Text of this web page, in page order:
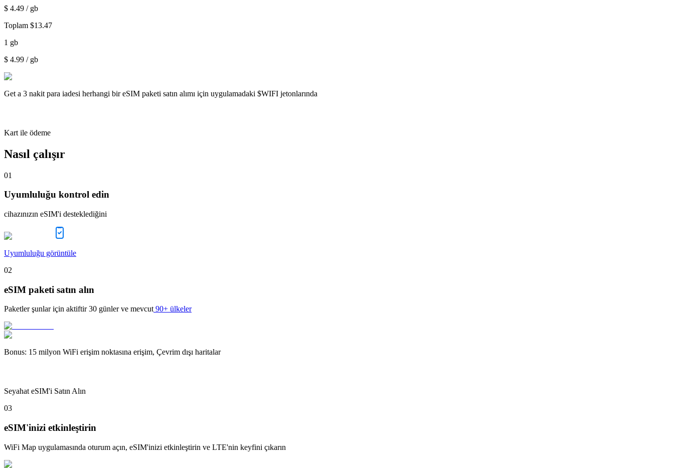
$ 4.49 / gb
Toplam $13.47
1 gb
$ 4.99 / gb
Get a 3 nakit para iadesi herhangi bir eSIM paketi satın alımı için uygulamadaki $WIFI jetonlarında
Kart ile ödeme
Nasıl çalışır
01
Uyumluluğu kontrol edin
cihazınızın eSIM'i desteklediğini
Uyumluluğu görüntüle
02
eSIM paketi satın alın
Paketler şunlar için aktiftir 30 günler ve mevcut 90+ ülkeler
Bonus: 15 milyon WiFi erişim noktasına erişim, Çevrim dışı haritalar
Seyahat eSIM'i Satın Alın
03
eSIM'inizi etkinleştirin
WiFi Map uygulamasında oturum açın, eSIM'inizi etkinleştirin ve LTE'nin keyfini çıkarın